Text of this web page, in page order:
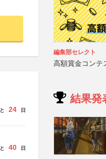
24 日
40 日
編集部セレクト
高額賞金コンテ
結果発